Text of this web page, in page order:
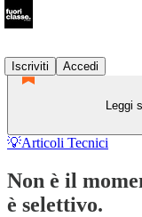
Iscriviti
Accedi
Leggi
💡Articoli Tecnici
Non è il
è selettivo.